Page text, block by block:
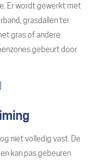
Er wordt gewerkt met
grasdallen ter
gras of andere
gebeurt door
niet volledig vast. De
kan pas gebeuren